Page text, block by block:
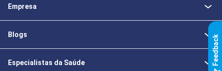
Empresa
Blogs
Especialistas da Saúde k